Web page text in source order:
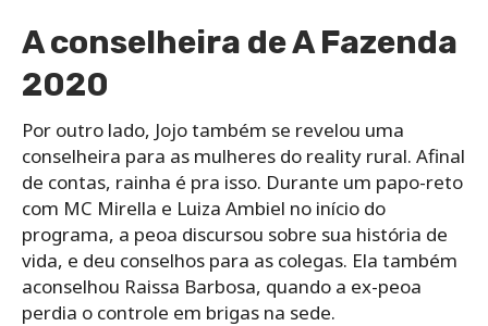
A conselheira de A Fazenda
2020
Por outro lado, Jojo também se revelou uma
conselheira para as mulheres do reality rural. Afinal
de contas, rainha é pra isso. Durante um papo-reto
com MC Mirella e Luiza Ambiel no início do
programa, a peoa discursou sobre sua história de
vida, e deu conselhos para as colegas. Ela também
aconselhou Raissa Barbosa, quando a ex-peoa
perdia o controle em brigas na sede.